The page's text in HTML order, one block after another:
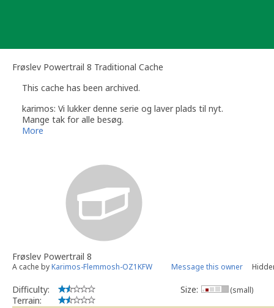
Frøslev Powertrail 8 Traditional Cache
This cache has been archived.
karimos: Vi lukker denne serie og laver plads til nyt.
Mange tak for alle besøg.
More
Frøslev Powertrail 8
A cache byKarimos-Flemmosh-OZ1KFW Message this owner
Difficulty:
Terrain:
Size: (small)